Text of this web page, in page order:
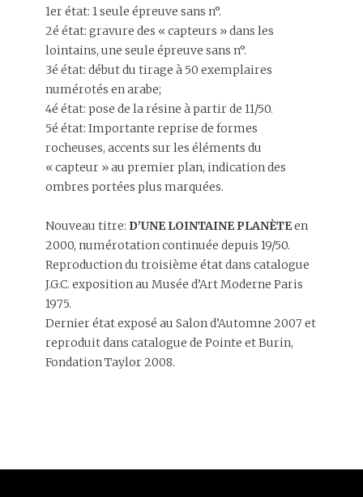
1er état: 1 seule épreuve sans n°.
2é état: gravure des « capteurs » dans les
lointains, une seule épreuve sans n°.
3é état: début du tirage à 50 exemplaires
numérotés en arabe;
4é état: pose de la résine à partir de 11/50.
5é état: Importante reprise de formes
rocheuses, accents sur les éléments du
« capteur » au premier plan, indication des
ombres portées plus marquées.
Nouveau titre: D’UNE LOINTAINE PLANÈTEen
2000, numérotation continuée depuis 19/50.
Reproduction du troisième état dans catalogue
J.G.C. exposition au Musée d’Art Moderne Paris
1975.
Dernier état exposé au Salon d’Automne 2007 et
reproduit dans catalogue de Pointe et Burin,
Fondation Taylor 2008.